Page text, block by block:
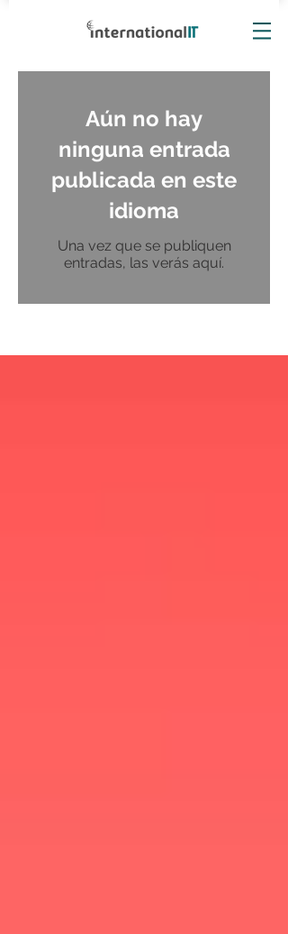
Aún no hay
ninguna entrada
publicada en este
idioma
Una vez que se publiquen
entradas, las verás aquí.